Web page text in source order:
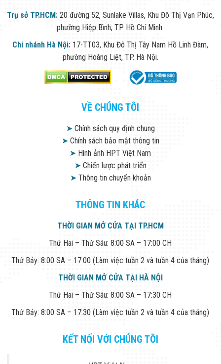
Trụ sở TP.HCM: 20 đường 52, Sunlake Villas, Khu Đô Thị Vạn Phúc,
phường Hiệp Bình, TP. Hồ Chí Minh.
Chi nhánh Hà Nội: 17-TT03, Khu Đô Thị Tây Nam Hồ Linh Đàm,
phường Hoàng Liệt, TP. Hà Nội.
VỀ CHÚNG TÔI
➤Chính sách quy định chung
➤Chính sách bảo mật thông tin
➤ Hình ảnh HPT Việt Nam
➤Chiến lược phát triển
➤Thông tin chuyển khoản
THÔNG TIN KHÁC
THỜI GIAN MỞ CỬA TẠI TP.HCM
Thứ Hai – Thứ Sáu: 8:00 SA – 17:00 CH
Thứ Bảy: 8:00 SA – 17:00 (Làm việc tuần 2 và tuần 4 của tháng)
THỜI GIAN MỞ CỬA TẠI HÀ NỘI
Thứ Hai – Thứ Sáu: 8:00 SA – 17:30 CH
Thứ Bảy: 8:00 SA – 17:30 (Làm việc tuần 2 và tuần 4 của tháng)
KẾT NỐI VỚI CHÚNG TÔI